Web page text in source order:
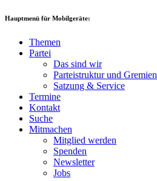
Hauptmenü für Mobilgeräte:
Themen
Partei
Das sind wir
Parteistruktur und Gremien
Satzung & Service
Termine
Kontakt
Suche
Mitmachen
Mitglied werden
Spenden
Newsletter
Jobs